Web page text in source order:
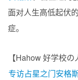
面对人生高低起伏
症。
【Hahow 好学校の
专访占星之门安格